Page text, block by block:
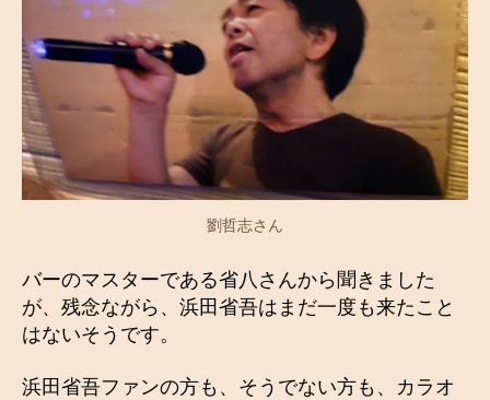
劉哲志さん
バーのマスターである省八さんから聞きました
が、残念ながら、浜田省吾はまだ一度も来たこと
はないそうです。
浜田省吾ファンの方も、そうでない方も、カラオ